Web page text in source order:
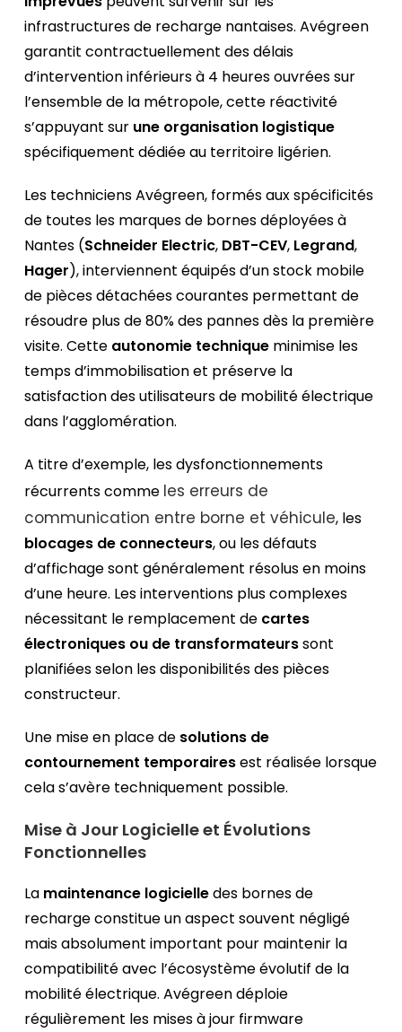
infrastructures de recharge nantaises. Avégreen
garantit contractuellement des délais
d’intervention inférieurs à 4 heures ouvrées sur
l’ensemble de la métropole, cette réactivité
s’appuyant sur une organisation logistique
spécifiquement dédiée au territoire ligérien.
Les techniciens Avégreen, formés aux spécificités
de toutes les marques de bornes déployées à
Nantes (Schneider Electric, DBT-CEV, Legrand,
Hager), interviennent équipés d’un stock mobile
de pièces détachées courantes permettant de
résoudre plus de 80% des pannes dès la première
visite. Cette autonomie technique minimise les
temps d’immobilisation et préserve la
satisfaction des utilisateurs de mobilité électrique
dans l’agglomération.
A titre d’exemple, les dysfonctionnements
récurrents comme les erreurs de
communication entre borne et véhicule, les
blocages de connecteurs, ou les défauts
d’affichage sont généralement résolus en moins
d’une heure. Les interventions plus complexes
nécessitant le remplacement de cartes
électroniques ou de transformateurssont
planifiées selon les disponibilités des pièces
constructeur.
Une mise en place de solutions de
contournement temporairesest réalisée lorsque
cela s’avère techniquement possible.
Mise à Jour Logicielle et Évolutions
Fonctionnelles
La maintenance logicielledes bornes de
recharge constitue un aspect souvent négligé
mais absolument important pour maintenir la
compatibilité avec l’écosystème évolutif de la
mobilité électrique. Avégreen déploie
régulièrement les mises à jour firmware